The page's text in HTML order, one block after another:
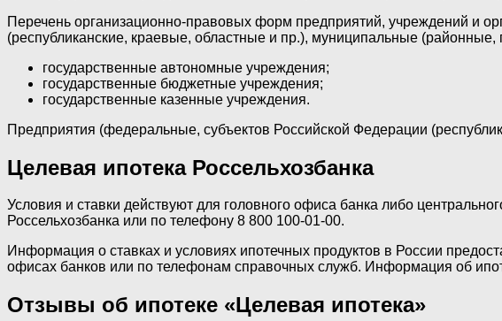
Перечень организационно-правовых форм предприятий, учреждений и
(республиканские, краевые, областные и пр.), муниципальные (районные,
государственные автономные учреждения;
государственные бюджетные учреждения;
государственные казенные учреждения.
Предприятия (федеральные, субъектов Российской Федерации
Целевая ипотека Россельхозбанка
Условия и ставки действуют для головного офиса банка либо
Россельхозбанка или по телефону 8 800 100-01-00.
Информация о ставках и условиях ипотечных продуктов в России
офисах банков или по телефонам справочных служб. Информация об
Отзывы об ипотеке «Целевая ипотека»